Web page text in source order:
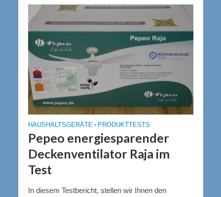
HAUSHALTSGERÄTE • PRODUKTTESTS
Pepeo energiesparender
Deckenventilator Raja im
Test
In diesem Testbericht, stellen wir Ihnen den